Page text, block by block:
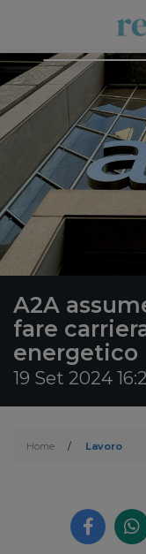
A2A
fare
energetico
19 Set 2024
Home / Lavoro